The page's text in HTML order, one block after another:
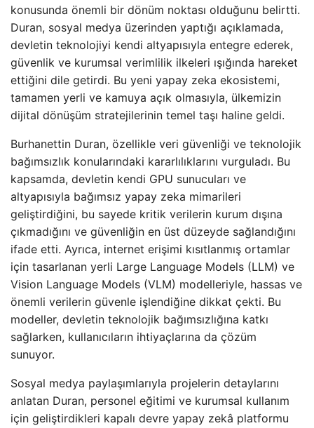
konusunda önemli bir dönüm noktası olduğunu belirtti.
Duran, sosyal medya üzerinden yaptığı açıklamada,
devletin teknolojiyi kendi altyapısıyla entegre ederek,
güvenlik ve kurumsal verimlilik ilkeleri ışığında hareket
ettiğini dile getirdi. Bu yeni yapay zeka ekosistemi,
tamamen yerli ve kamuya açık olmasıyla, ülkemizin
dijital dönüşüm stratejilerinin temel taşı haline geldi.
Burhanettin Duran, özellikle veri güvenliği ve teknolojik
bağımsızlık konularındaki kararlılıklarını vurguladı. Bu
kapsamda, devletin kendi GPU sunucuları ve
altyapısıyla bağımsız yapay zeka mimarileri
geliştirdiğini, bu sayede kritik verilerin kurum dışına
çıkmadığını ve güvenliğin en üst düzeyde sağlandığını
ifade etti. Ayrıca, internet erişimi kısıtlanmış ortamlar
için tasarlanan yerli Large Language Models (LLM) ve
Vision Language Models (VLM) modelleriyle, hassas ve
önemli verilerin güvenle işlendiğine dikkat çekti. Bu
modeller, devletin teknolojik bağımsızlığına katkı
sağlarken, kullanıcıların ihtiyaçlarına da çözüm
sunuyor.
Sosyal medya paylaşımlarıyla projelerin detaylarını
anlatan Duran, personel eğitimi ve kurumsal kullanım
için geliştirdikleri kapalı devre yapay zekâ platformu